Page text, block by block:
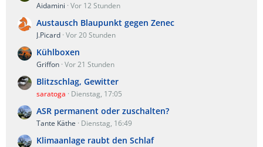
Aidamini Vor 12 Stunden
Austausch Blaupunkt gegen Zenec
J.Picard Vor 20 Stunden
Kühlboxen
Griffon Vor 21 Stunden
Blitzschlag, Gewitter
saratoga Dienstag, 17:05
ASR permanent oder zuschalten?
Tante Käthe Dienstag, 16:49
Klimaanlage raubt den Schlaf